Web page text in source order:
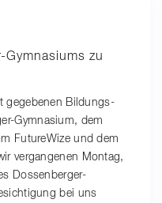
Gymnasiums zu
gegebenen Bildungs-
Gymnasium, dem
FutureWize und dem
vergangenen Montag,
Dossenberger-
bei uns